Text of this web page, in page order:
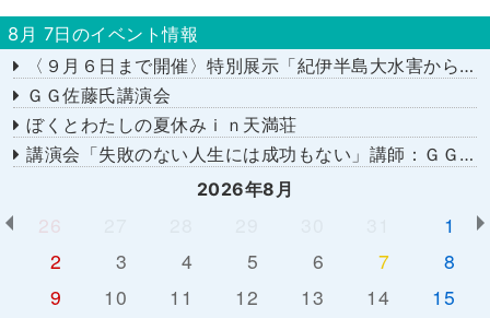
8月 7日のイベント情報
〈９月６日まで開催〉特別展示「紀伊半島大水害から１５年－あの日を忘れない－」
ＧＧ佐藤氏講演会
ぼくとわたしの夏休みｉｎ天満荘
講演会「失敗のない人生には成功もない」講師：ＧＧ佐藤さん
2026年8月
26
1
2
3 4 5 6 7
8
9
10 11 12 13 14
15